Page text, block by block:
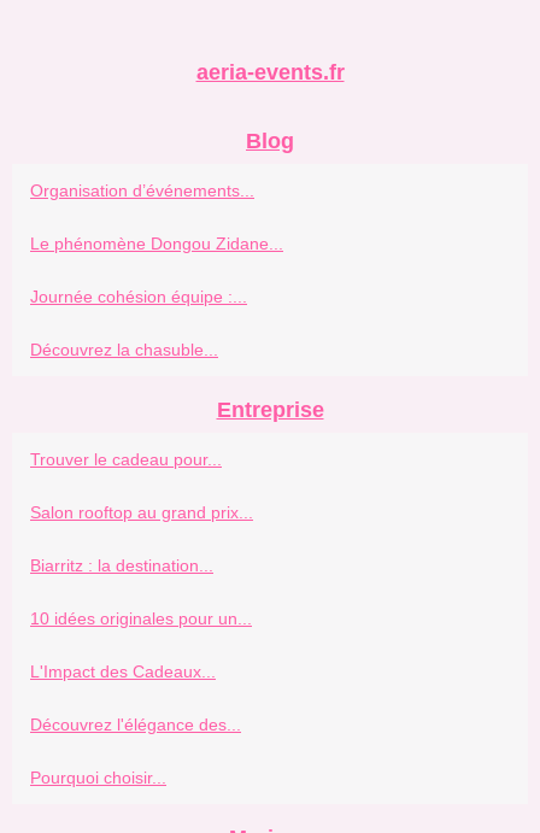
aeria-events.fr
Blog
Organisation d’événements...
Le phénomène Dongou Zidane...
Journée cohésion équipe :...
Découvrez la chasuble...
Entreprise
Trouver le cadeau pour...
Salon rooftop au grand prix...
Biarritz : la destination...
10 idées originales pour un...
L'Impact des Cadeaux...
Découvrez l'élégance des...
Pourquoi choisir...